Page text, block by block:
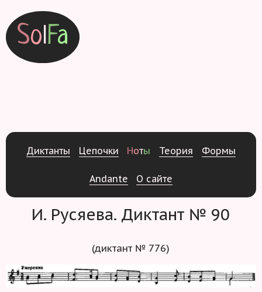
SolFa
Диктанты Цепочки Ноты Теория Формы
Andante О сайте
И. Русяева. Диктант № 90
(диктант № 776)